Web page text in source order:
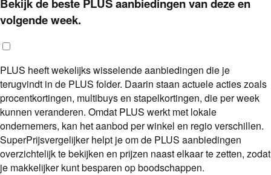
volgende week.
PLUS heeft wekelijks wisselende aanbiedingen die je
terugvindt in de PLUS folder. Daarin staan actuele acties zoals
procentkortingen, multibuys en stapelkortingen, die per week
kunnen veranderen. Omdat PLUS werkt met lokale
ondernemers, kan het aanbod per winkel en regio verschillen.
SuperPrijsvergelijker helpt je om de PLUS aanbiedingen
overzichtelijk te bekijken en prijzen naast elkaar te zetten, zodat
je makkelijker kunt besparen op boodschappen.